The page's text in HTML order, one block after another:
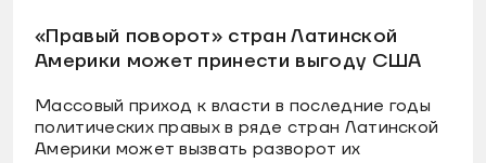
«Правый поворот» стран Латинской
Америки может принести выгоду США
Массовый приход к власти в последние годы
политических правых в ряде стран Латинской
Америки может вызвать разворот их